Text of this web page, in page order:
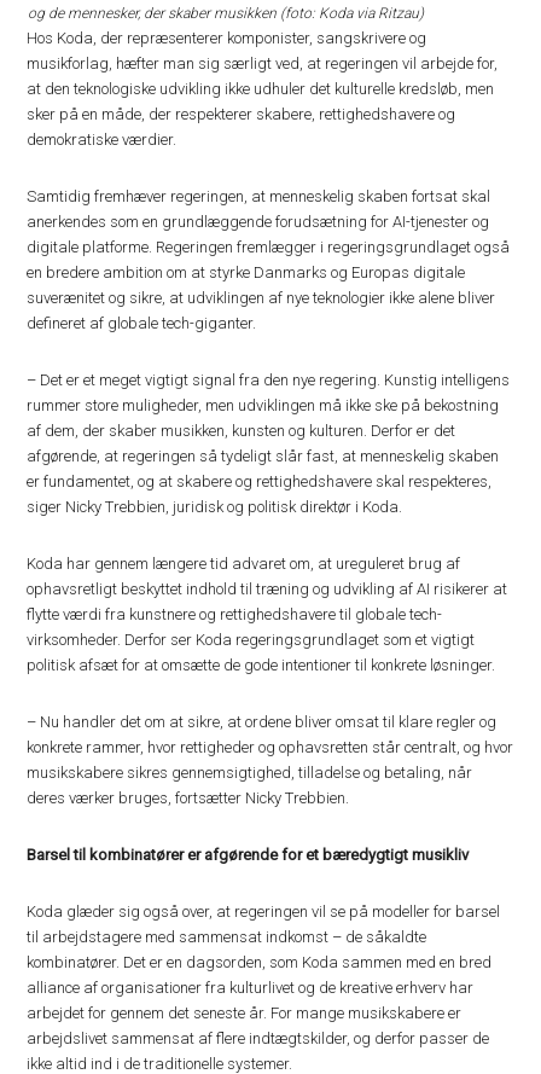
og de mennesker, der skaber musikken (foto: Koda via Ritzau)
Hos Koda, der repræsenterer komponister, sangskrivere og
musikforlag, hæfter man sig særligt ved, at regeringen vil arbejde for,
at den teknologiske udvikling ikke udhuler det kulturelle kredsløb, men
sker på en måde, der respekterer skabere, rettighedshavere og
demokratiske værdier.
Samtidig fremhæver regeringen, at menneskelig skaben fortsat skal
anerkendes som en grundlæggende forudsætning for AI-tjenester og
digitale platforme. Regeringen fremlægger i regeringsgrundlaget også
en bredere ambition om at styrke Danmarks og Europas digitale
suverænitet og sikre, at udviklingen af nye teknologier ikke alene bliver
defineret af globale tech-giganter.
– Det er et meget vigtigt signal fra den nye regering. Kunstig intelligens
rummer store muligheder, men udviklingen må ikke ske på bekostning
af dem, der skaber musikken, kunsten og kulturen. Derfor er det
afgørende, at regeringen så tydeligt slår fast, at menneskelig skaben
er fundamentet, og at skabere og rettighedshavere skal respekteres,
siger Nicky Trebbien, juridisk og politisk direktør i Koda.
Koda har gennem længere tid advaret om, at ureguleret brug af
ophavsretligt beskyttet indhold til træning og udvikling af AI risikerer at
flytte værdi fra kunstnere og rettighedshavere til globale tech-
virksomheder. Derfor ser Koda regeringsgrundlaget som et vigtigt
politisk afsæt for at omsætte de gode intentioner til konkrete løsninger.
– Nu handler det om at sikre, at ordene bliver omsat til klare regler og
konkrete rammer, hvor rettigheder og ophavsretten står centralt, og hvor
musikskabere sikres gennemsigtighed, tilladelse og betaling, når
deres værker bruges, fortsætter Nicky Trebbien.
Barsel til kombinatører er afgørende for et bæredygtigt musikliv
Koda glæder sig også over, at regeringen vil se på modeller for barsel
til arbejdstagere med sammensat indkomst – de såkaldte
kombinatører. Det er en dagsorden, som Koda sammen med en bred
alliance af organisationer fra kulturlivet og de kreative erhverv har
arbejdet for gennem det seneste år. For mange musikskabere er
arbejdslivet sammensat af flere indtægtskilder, og derfor passer de
ikke altid ind i de traditionelle systemer.